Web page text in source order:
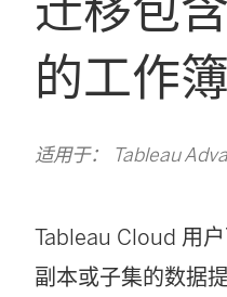
迁移包
的工作
适用于： Tableau
Tableau Cloud 用
副本或子集的数据